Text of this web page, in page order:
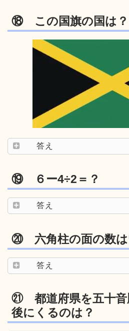
⑱ この国旗の国は？
答え
⑲ ６ー4÷2＝？
答え
⑳ 六角柱の面の数は
答え
㉑ 都道府県を五十音
後にくるのは？